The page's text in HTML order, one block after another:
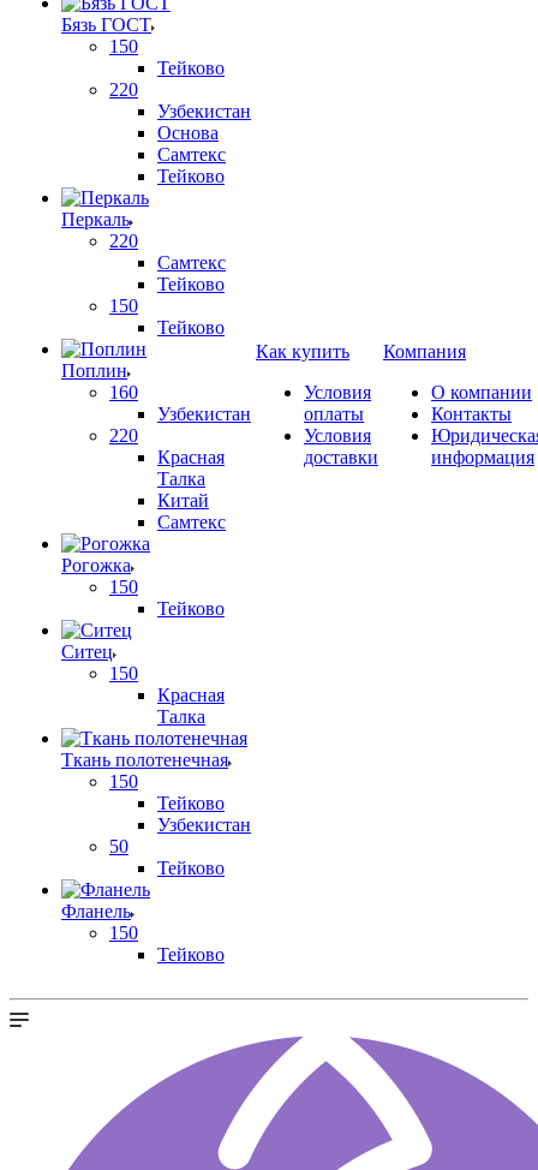
Бязь ГОСТ
150
Тейково
220
Узбекистан
Основа
Самтекс
Тейково
Перкаль
220
Самтекс
Тейково
150
Тейково
Поплин
160
Узбекистан
220
Красная
Талка
Китай
Самтекс
Рогожка
150
Тейково
Ситец
150
Красная
Талка
Ткань полотенечная
150
Тейково
Узбекистан
50
Тейково
Фланель
150
Тейково
Как купить
Условия
оплаты
Условия
доставки
Компания
О компании
Контакты
информация